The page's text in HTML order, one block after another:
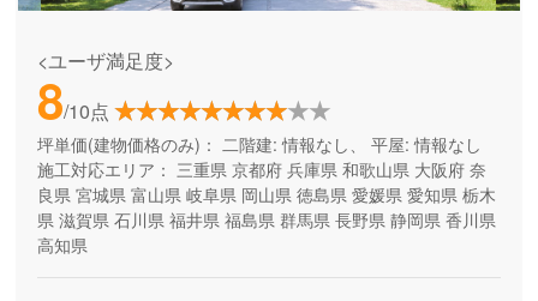
<ユーザ満足度>
8/10点
坪単価(建物価格のみ)： 二階建: 情報なし、 平屋: 情報なし
施工対応エリア： 三重県 京都府 兵庫県 和歌山県 大阪府 奈
良県 宮城県 富山県 岐阜県 岡山県 徳島県 愛媛県 愛知県 栃木
県 滋賀県 石川県 福井県 福島県 群馬県 長野県 静岡県 香川県
高知県